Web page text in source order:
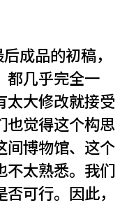
成品的初稿，
都几乎完全一
太大修改就接受
也觉得这个构思
间博物馆、这个
不太熟悉。我们
可行。因此，